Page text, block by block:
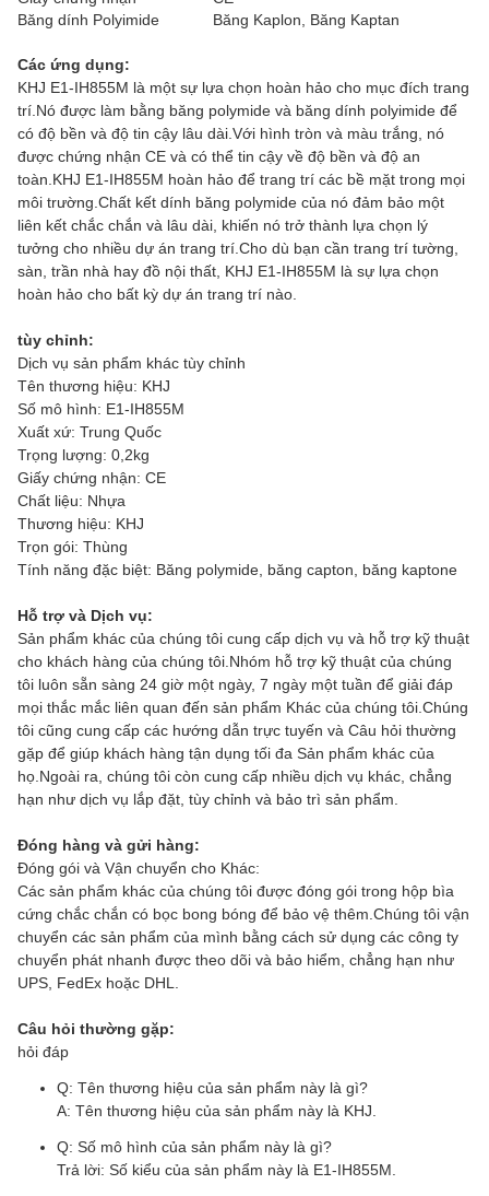
Băng dính Polyimide
Băng Kaplon, Băng Kaptan
Các ứng dụng:
KHJ E1-IH855M là một sự lựa chọn hoàn hảo cho mục đích trang
trí.Nó được làm bằng băng polymide và băng dính polyimide để
có độ bền và độ tin cậy lâu dài.Với hình tròn và màu trắng, nó
được chứng nhận CE và có thể tin cậy về độ bền và độ an
toàn.KHJ E1-IH855M hoàn hảo để trang trí các bề mặt trong mọi
môi trường.Chất kết dính băng polymide của nó đảm bảo một
liên kết chắc chắn và lâu dài, khiến nó trở thành lựa chọn lý
tưởng cho nhiều dự án trang trí.Cho dù bạn cần trang trí tường,
sàn, trần nhà hay đồ nội thất, KHJ E1-IH855M là sự lựa chọn
hoàn hảo cho bất kỳ dự án trang trí nào.
tùy chỉnh:
Dịch vụ sản phẩm khác tùy chỉnh
Tên thương hiệu: KHJ
Số mô hình: E1-IH855M
Xuất xứ: Trung Quốc
Trọng lượng: 0,2kg
Giấy chứng nhận: CE
Chất liệu: Nhựa
Thương hiệu: KHJ
Trọn gói: Thùng
Tính năng đặc biệt: Băng polymide, băng capton, băng kaptone
Hỗ trợ và Dịch vụ:
Sản phẩm khác của chúng tôi cung cấp dịch vụ và hỗ trợ kỹ thuật
cho khách hàng của chúng tôi.Nhóm hỗ trợ kỹ thuật của chúng
tôi luôn sẵn sàng 24 giờ một ngày, 7 ngày một tuần để giải đáp
mọi thắc mắc liên quan đến sản phẩm Khác của chúng tôi.Chúng
tôi cũng cung cấp các hướng dẫn trực tuyến và Câu hỏi thường
gặp để giúp khách hàng tận dụng tối đa Sản phẩm khác của
họ.Ngoài ra, chúng tôi còn cung cấp nhiều dịch vụ khác, chẳng
hạn như dịch vụ lắp đặt, tùy chỉnh và bảo trì sản phẩm.
Đóng hàng và gửi hàng:
Đóng gói và Vận chuyển cho Khác:
Các sản phẩm khác của chúng tôi được đóng gói trong hộp bìa
cứng chắc chắn có bọc bong bóng để bảo vệ thêm.Chúng tôi vận
chuyển các sản phẩm của mình bằng cách sử dụng các công ty
chuyển phát nhanh được theo dõi và bảo hiểm, chẳng hạn như
UPS, FedEx hoặc DHL.
Câu hỏi thường gặp:
hỏi đáp
Q: Tên thương hiệu của sản phẩm này là gì?
A: Tên thương hiệu của sản phẩm này là KHJ.
Q: Số mô hình của sản phẩm này là gì?
Trả lời: Số kiểu của sản phẩm này là E1-IH855M.